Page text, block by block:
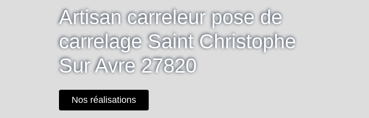
Artisan carreleur pose de
carrelage Saint Christophe
Sur Avre 27820
Nos réalisations